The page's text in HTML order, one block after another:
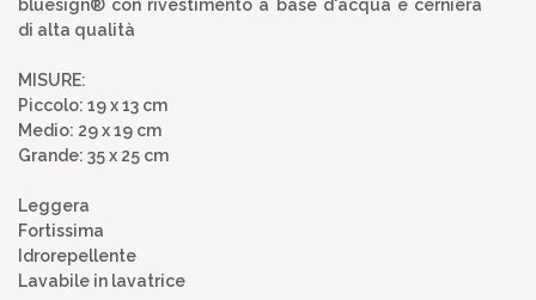
bluesign® con rivestimento a base d'acqua e cerniera
di alta qualità
MISURE:
Piccolo: 19 x 13 cm
Medio: 29 x 19 cm
Grande: 35 x 25 cm
Leggera
Fortissima
Idrorepellente
Lavabile in lavatrice